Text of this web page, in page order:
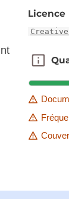
Licence
Creative